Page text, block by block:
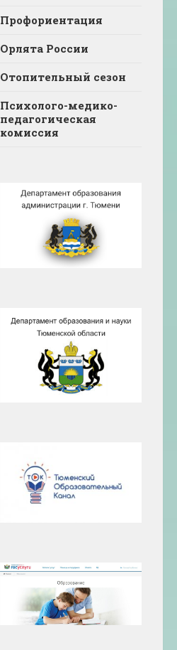
Профориентация
Орлята России
Отопительный сезон
Психолого-медико-
педагогическая
комиссия